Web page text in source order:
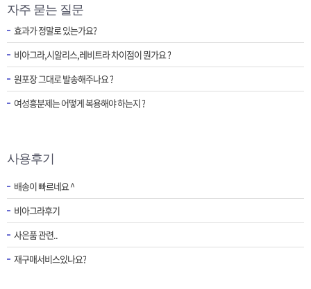
자주 묻는 질문
효과가 정말로 있는가요?
비아그라,시알리스,레비트라 차이점이 뭔가요 ?
원포장 그대로 발송해주나요 ?
여성흥분제는 어떻게 복용해야 하는지 ?
사용후기
배송이 빠르네요 ^
비아그라후기
사은품 관련..
재구매서비스있나요?